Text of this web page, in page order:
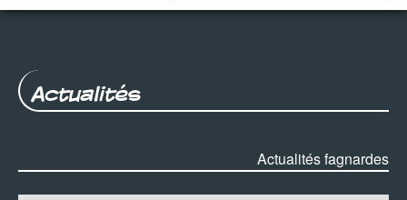
Actualités
Actualités fagnardes